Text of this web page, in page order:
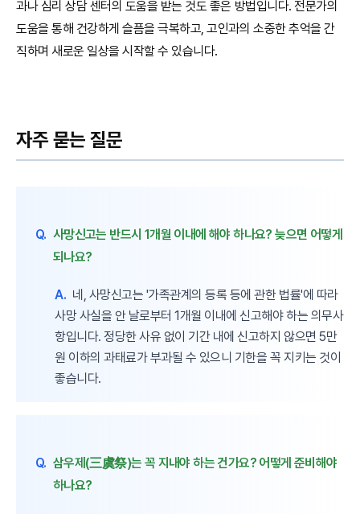
과나 심리 상담 센터의 도움을 받는 것도 좋은 방법입니다. 전문가의
도움을 통해 건강하게 슬픔을 극복하고, 고인과의 소중한 추억을 간
직하며 새로운 일상을 시작할 수 있습니다.
자주 묻는 질문
Q. 사망신고는 반드시 1개월 이내에 해야 하나요? 늦으면 어떻게
되나요?
A. 네, 사망신고는 '가족관계의 등록 등에 관한 법률'에 따라
사망 사실을 안 날로부터 1개월 이내에 신고해야 하는 의무사
항입니다. 정당한 사유 없이 기간 내에 신고하지 않으면 5만
원 이하의 과태료가 부과될 수 있으니 기한을 꼭 지키는 것이
좋습니다.
Q. 삼우제(三虞祭)는 꼭 지내야 하는 건가요? 어떻게 준비해야
하나요?